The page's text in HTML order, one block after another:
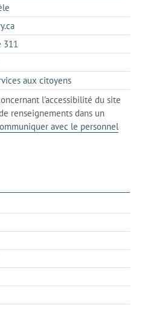
dans
un
nouvel
s'ouvre
dans
votre
de
messagerie
311
dans
un
client
de
votre
téléphone
aux citoyenss'ouvre
dans
l'onglet
actuel
l'accessibilité du site
renseignements dans un
avec le personnel